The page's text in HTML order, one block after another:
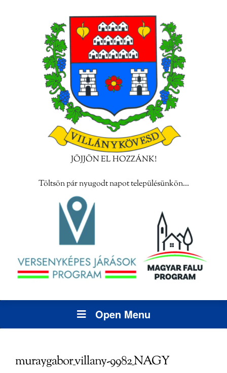
JÖJJÖN EL HOZZÁNK!
Töltsön pár nyugodt napot településünkön…
Open Menu
muraygabor_villany-9982_NAGY